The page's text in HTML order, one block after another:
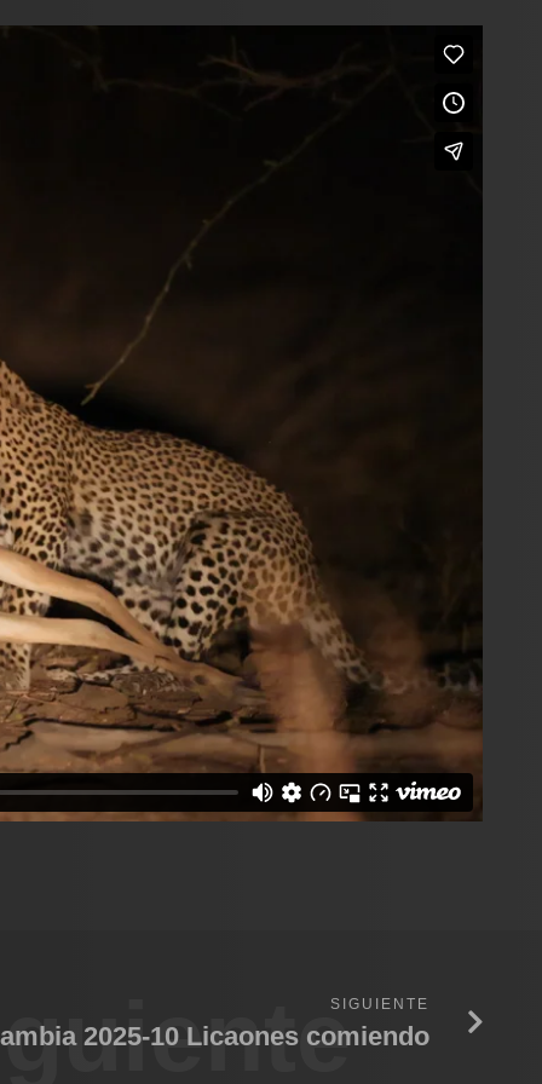
SIGUIENTE
2025-10 Licaones comiendo